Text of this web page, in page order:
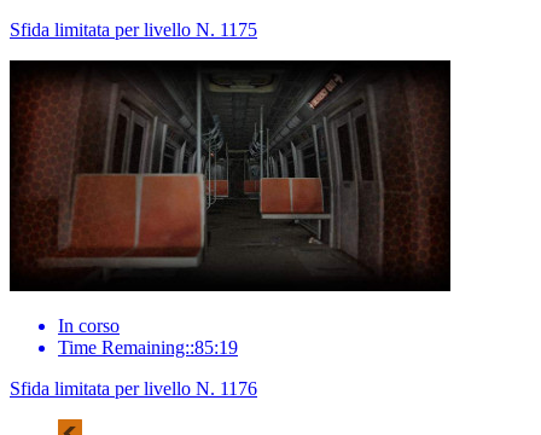
Sfida limitata per livello N. 1175
In corso
Time Remaining::85:19
Sfida limitata per livello N. 1176